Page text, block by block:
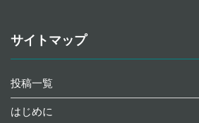
サイトマップ
投稿一覧
はじめに